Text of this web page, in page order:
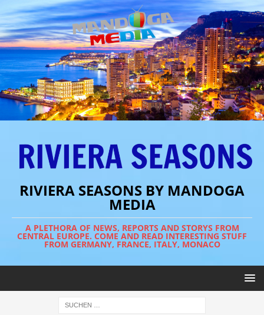
RIVIERA SEASONS BY MANDOGA
MEDIA
A PLETHORA OF NEWS, REPORTS AND STORYS FROM
CENTRAL EUROPE. COME AND READ INTERESTING STUFF
FROM GERMANY, FRANCE, ITALY, MONACO